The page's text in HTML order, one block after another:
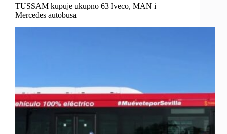
TUSSAM kupuje ukupno 63 Iveco, MAN i
Mercedes autobusa